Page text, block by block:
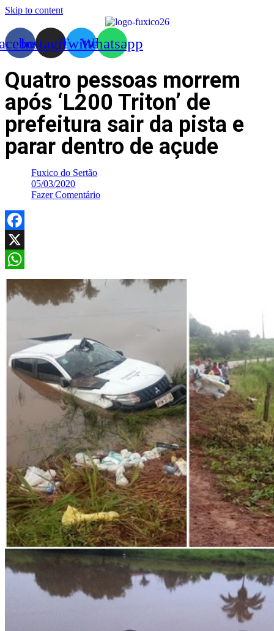
Skip to content
InstagramTwitterWhatsapp
Quatro pessoas morrem
após ‘L200 Triton’ de
prefeitura sair da pista e
parar dentro de açude
Fuxico do Sertão
05/03/2020
Fazer Comentário
Facebook
X
WhatsApp